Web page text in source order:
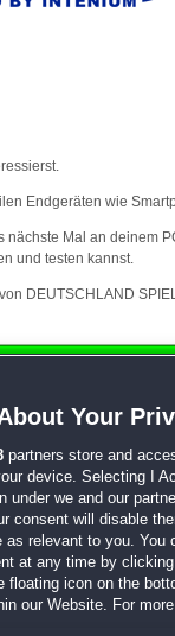
Endgeräten wie
Mal an deinem
und testen kannst.
DEUTSCHLAND
| AGB|Impressum
Your
partners store and
device. Selecting I
under we and our
consent will disable
as relevant to you. You
at any time by
floating icon on the
our Website. For